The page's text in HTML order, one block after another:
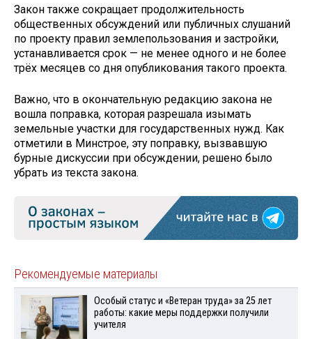
Закон также сокращает продолжительность
общественных обсуждений или публичных слушаний
по проекту правил землепользования и застройки,
устанавливается срок — не менее одного и не более
трёх месяцев со дня опубликования такого проекта.
Важно, что в окончательную редакцию закона не
вошла поправка, которая разрешала изымать
земельные участки для государственных нужд. Как
отметили в Минстрое, эту поправку, вызвавшую
бурные дискуссии при обсуждении, решено было
убрать из текста закона.
Рекомендуемые материалы
Особый статус и «Ветеран труда» за 25 лет
работы: какие меры поддержки получили
учителя